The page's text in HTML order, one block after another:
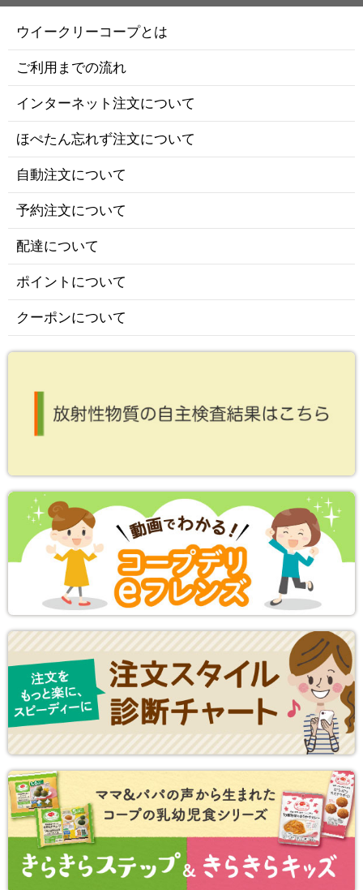
ウイークリーコープとは
ご利用までの流れ
インターネット注文について
ほぺたん忘れず注文について
自動注文について
予約注文について
配達について
ポイントについて
クーポンについて